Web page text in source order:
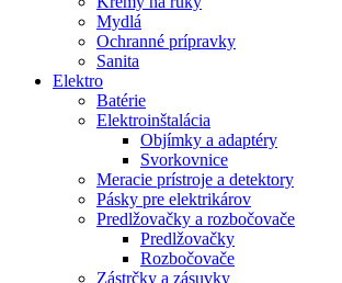
Mydlá
Ochranné prípravky
Sanita
Elektro
Batérie
Elektroinštalácia
Objímky a adaptéry
Svorkovnice
Meracie prístroje a detektory
Pásky pre elektrikárov
Predlžovačky a rozbočovače
Predlžovačky
Rozbočovače
Zástrčky a zásuvky